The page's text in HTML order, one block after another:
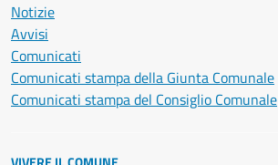
Notizie
Avvisi
Comunicati
Comunicati stampa della Giunta Comunale
Comunicati stampa del Consiglio Comunale